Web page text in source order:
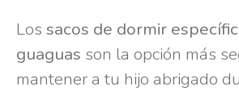
Los sacos de dormir
guaguas son la opción más
mantener a tu hijo abrigado